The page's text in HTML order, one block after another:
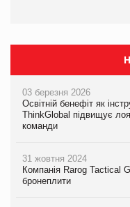
03 березня 2026
Освітній бенефіт як
ThinkGlobal підвищує
команди
31 жовтня 2024
Компанія Rarog Tactical
бронеплити